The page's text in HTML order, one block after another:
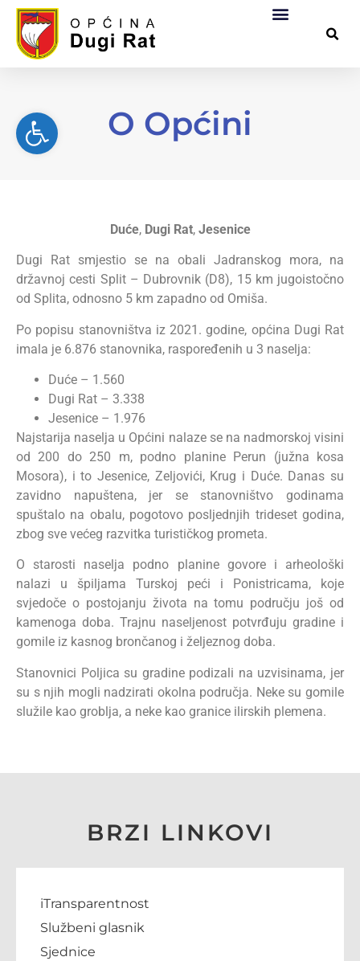
O Općini
Duće, Dugi Rat, Jesenice
Dugi Rat smjestio se na obali Jadranskog mora, na
državnoj cesti Split – Dubrovnik (D8), 15 km jugoistočno
od Splita, odnosno 5 km zapadno od Omiša.
Po popisu stanovništva iz 2021. godine, općina Dugi Rat
imala je 6.876 stanovnika, raspoređenih u 3 naselja:
Duće – 1.560
Dugi Rat – 3.338
Jesenice – 1.976
Najstarija naselja u Općini nalaze se na nadmorskoj visini
od 200 do 250 m, podno planine Perun (južna kosa
Mosora), i to Jesenice, Zeljovići, Krug i Duće. Danas su
zavidno napuštena, jer se stanovništvo godinama
spuštalo na obalu, pogotovo posljednjih trideset godina,
zbog sve većeg razvitka turističkog prometa.
O starosti naselja podno planine govore i arheološki
nalazi u špiljama Turskoj peći i Ponistricama, koje
svjedoče o postojanju života na tomu području još od
kamenoga doba. Trajnu naseljenost potvrđuju gradine i
gomile iz kasnog brončanog i željeznog doba.
Stanovnici Poljica su gradine podizali na uzvisinama, jer
su s njih mogli nadzirati okolna područja. Neke su gomile
služile kao groblja, a neke kao granice ilirskih plemena.
BRZI LINKOVI
iTransparentnost
Službeni glasnik
Sjednice
Open toolbar